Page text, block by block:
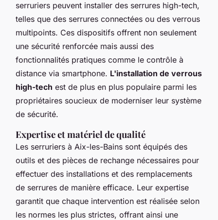
serruriers peuvent installer des serrures high-tech,
telles que des serrures connectées ou des verrous
multipoints. Ces dispositifs offrent non seulement
une sécurité renforcée mais aussi des
fonctionnalités pratiques comme le contrôle à
distance via smartphone. L'installation de verrous
high-tech est de plus en plus populaire parmi les
propriétaires soucieux de moderniser leur système
de sécurité.
Expertise et matériel de qualité
Les serruriers à Aix-les-Bains sont équipés des
outils et des pièces de rechange nécessaires pour
effectuer des installations et des remplacements
de serrures de manière efficace. Leur expertise
garantit que chaque intervention est réalisée selon
les normes les plus strictes, offrant ainsi une